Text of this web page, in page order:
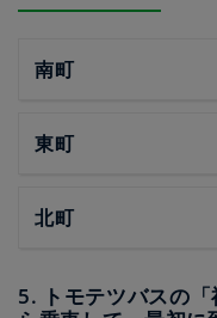
南町
東町
北町
5. トモテツバスの